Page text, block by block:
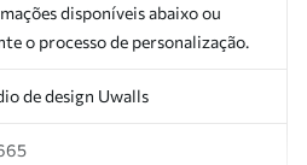
disponíveis abaixo ou
o processo de personalização.
de design Uwalls